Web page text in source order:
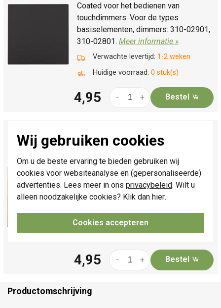
Wij gebruiken cookies
Om u de beste ervaring te bieden gebruiken wij
cookies voor websiteanalyse en (gepersonaliseerde)
advertenties. Lees meer in ons privacybeleid. Wilt u
alleen noodzakelijke cookies? Klik dan hier.
Cookies accepteren
Coated voor het bedienen van
touchdimmers. Voor de types
basiselementen, dimmers: 310-02901,
310-02801. Meer informatie »
Verwachte levertijd: 1-2 weken
Huidige voorraad: 0 stuk(s)
4,95 +
- Bestel
champagne coated (157-31002)
Dimmerknop enkelvoudig champagne
coated voor het bedienen van
touchdimmers. Voor de types
basiselementen, dimmers: 310-02901,
310-02801.
Verwachte levertijd:
Huidige voorraad:0 stuk(s)
4,95 +
- Bestel
Productomschrijving